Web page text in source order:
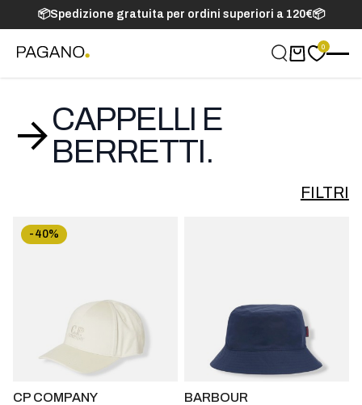
📦Spedizione gratuita per ordini superiori a 120€📦
0
CAPPELLI E
BERRETTI.
FILTRI
-40%
CP COMPANY BARBOUR